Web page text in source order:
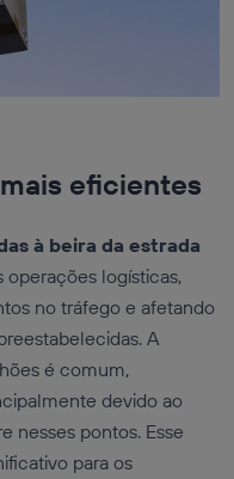
eficientes
à beira da estrada
operações logísticas,
no tráfego e afetando
A
é comum,
devido ao
nesses pontos. Esse
para os